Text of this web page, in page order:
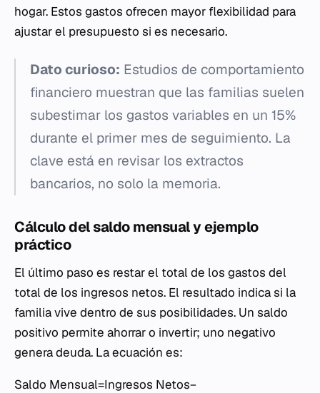
hogar. Estos gastos ofrecen mayor flexibilidad para
ajustar el presupuesto si es necesario.
Dato curioso: Estudios de comportamiento
financiero muestran que las familias suelen
subestimar los gastos variables en un 15%
durante el primer mes de seguimiento. La
clave está en revisar los extractos
bancarios, no solo la memoria.
Cálculo del saldo mensual y ejemplo
práctico
El último paso es restar el total de los gastos del
total de los ingresos netos. El resultado indica si la
familia vive dentro de sus posibilidades. Un saldo
positivo permite ahorrar o invertir; uno negativo
genera deuda. La ecuación es:
Saldo Mensual=Ingresos Netos−